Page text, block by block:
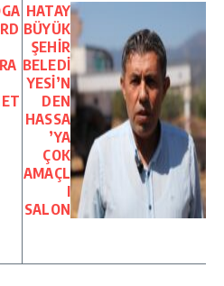
HATAY
BÜYÜK
ŞEHİR
BELEDİ
YESİ’N
DEN
HASSA
’YA
ÇOK
AMAÇL
I
SALON